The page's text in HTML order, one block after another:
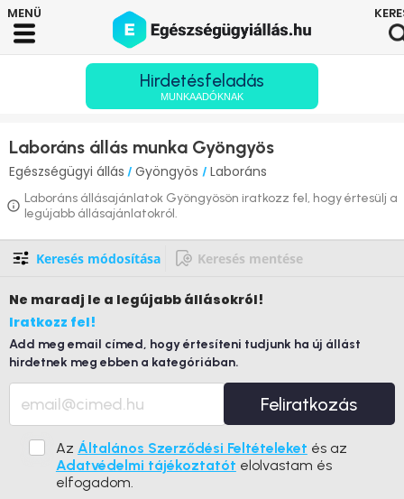
Hirdetésfeladás
MUNKAADÓKNAK
Laboráns állás munka Gyöngyös
Egészségügyi állás / Gyöngyös / Laboráns
Laboráns állásajánlatok Gyöngyösön iratkozz fel, hogy értesülj a
legújabb állásajánlatokról.
Keresés módosítása Keresés mentése
Ne maradj le a legújabb állásokról!
Iratkozz fel!
Add meg email címed, hogy értesíteni tudjunk ha új állást
hirdetnek meg ebben a kategóriában.
Feliratkozás
Az Általános Szerződési Feltételeket és az
Adatvédelmi tájékoztatót elolvastam és
elfogadom.